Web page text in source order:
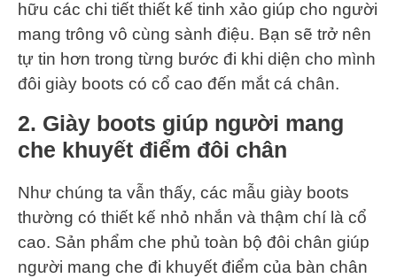
hữu các chi tiết thiết kế tinh xảo giúp cho người
mang trông vô cùng sành điệu. Bạn sẽ trở nên
tự tin hơn trong từng bước đi khi diện cho mình
đôi giày boots có cổ cao đến mắt cá chân.
2. Giày boots giúp người mang
che khuyết điểm đôi chân
Như chúng ta vẫn thấy, các mẫu giày boots
thường có thiết kế nhỏ nhắn và thậm chí là cổ
cao. Sản phẩm che phủ toàn bộ đôi chân giúp
người mang che đi khuyết điểm của bàn chân